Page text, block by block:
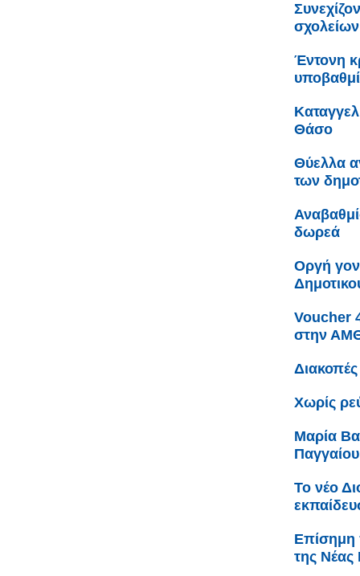
Έντονη
Θάσο
Θύελλα
των
δωρεά
Οργή
Voucher
στην
Χωρίς
Μαρία
Το νέο
Επίσημη
της